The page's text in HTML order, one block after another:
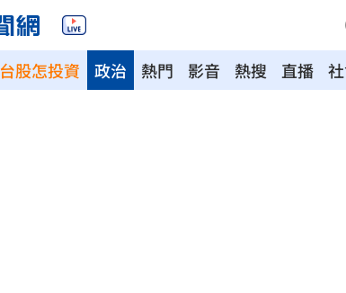
台股怎投資 熱門 影音 熱搜 直播
政治